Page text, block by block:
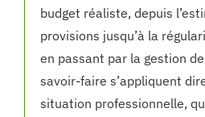
budget réaliste, depuis
provisions jusqu’à la
en passant par la gestion
savoir-faire s’appliquent
situation professionnelle,